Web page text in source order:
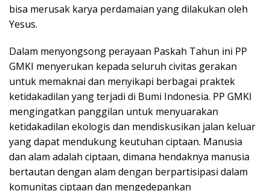
bisa merusak karya perdamaian yang dilakukan oleh
Yesus.
Dalam menyongsong perayaan Paskah Tahun ini PP
GMKI menyerukan kepada seluruh civitas gerakan
untuk memaknai dan menyikapi berbagai praktek
ketidakadilan yang terjadi di Bumi Indonesia. PP GMKI
mengingatkan panggilan untuk menyuarakan
ketidakadilan ekologis dan mendiskusikan jalan keluar
yang dapat mendukung keutuhan ciptaan. Manusia
dan alam adalah ciptaan, dimana hendaknya manusia
bertautan dengan alam dengan berpartisipasi dalam
komunitas ciptaan dan mengedepankan